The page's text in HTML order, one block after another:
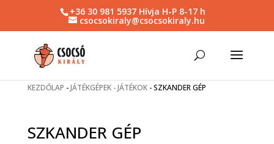
+36 30 981 5937 Hívja H-P 8-17 h
csocsokiraly@csocsokiraly.hu
KEZDŐLAP -JÁTÉKGÉPEK - JÁTÉKOK-SZKANDER GÉP
SZKANDER GÉP